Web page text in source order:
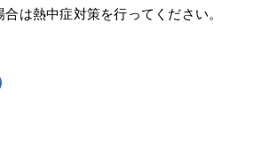
は熱中症対策を行ってください。